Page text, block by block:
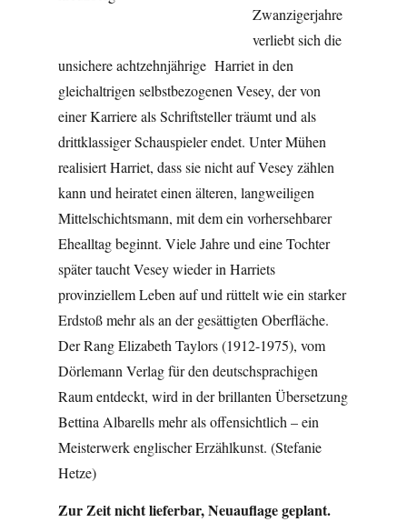
Zwanzigerjahre
verliebt sich die
unsichere achtzehnjährige Harriet in den
gleichaltrigen selbstbezogenen Vesey, der von
einer Karriere als Schriftsteller träumt und als
drittklassiger Schauspieler endet. Unter Mühen
realisiert Harriet, dass sie nicht auf Vesey zählen
kann und heiratet einen älteren, langweiligen
Mittelschichtsmann, mit dem ein vorhersehbarer
Ehealltag beginnt. Viele Jahre und eine Tochter
später taucht Vesey wieder in Harriets
provinziellem Leben auf und rüttelt wie ein starker
Erdstoß mehr als an der gesättigten Oberfläche.
Der Rang Elizabeth Taylors (1912-1975), vom
Dörlemann Verlag für den deutschsprachigen
Raum entdeckt, wird in der brillanten Übersetzung
Bettina Albarells mehr als offensichtlich – ein
Meisterwerk englischer Erzählkunst. (Stefanie
Hetze)
Zur Zeit nicht lieferbar, Neuauflage geplant.